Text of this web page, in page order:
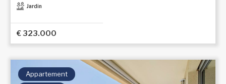
Jardin
€ 323.000
Appartement